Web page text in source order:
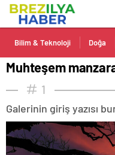
Bilim & Teknoloji Doğa
Muhteşem
1
Galerinin giriş yazısı